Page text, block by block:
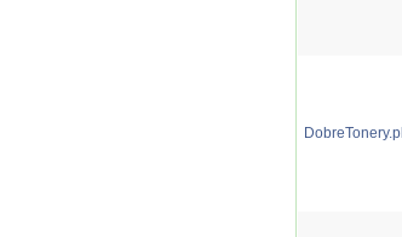
DobreTonery.pl